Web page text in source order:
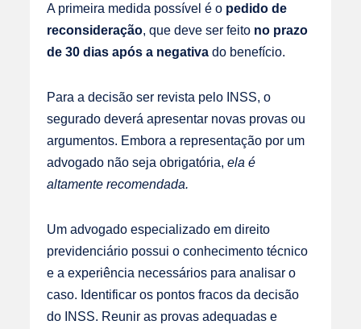
A primeira medida possível é o pedido de
reconsideração, que deve ser feito no prazo
de 30 dias após a negativa do benefício.
Para a decisão ser revista pelo INSS, o
segurado deverá apresentar novas provas ou
argumentos. Embora a representação por um
advogado não seja obrigatória,ela é
altamente recomendada.
Um advogado especializado em direito
previdenciário possui o conhecimento técnico
e a experiência necessários para analisar o
caso. Identificar os pontos fracos da decisão
do INSS. Reunir as provas adequadas e